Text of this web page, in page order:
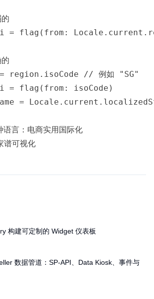
= flag(from:
region.isoCode // 例如 "SG"
= flag(from: isoCode)
=
语言：电商实用国际化
谱可视化
构建可定制的 Widget 仪表板
数据管道：SP-API、Data Kiosk、事件与